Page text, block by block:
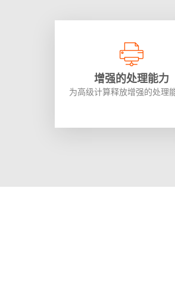
增强的处理能力
为高级计算释放增强的处理